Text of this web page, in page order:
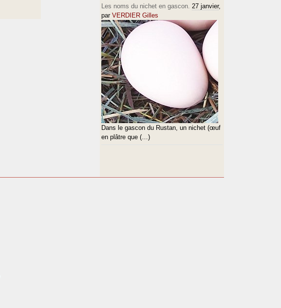
Les noms du nichet en gascon. 27 janvier,
par VERDIER Gilles
Dans le gascon du Rustan, un nichet (œuf
en plâtre que (…)